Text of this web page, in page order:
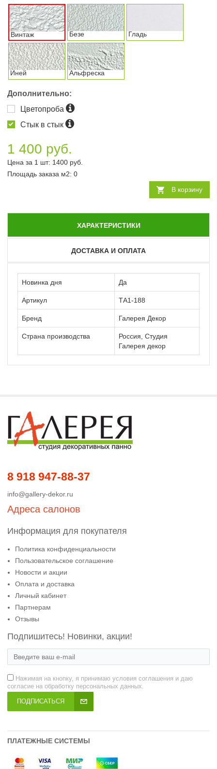
Винтаж Безе Гладь
Иней Альфреска
Дополнительно:
Цветопроба
Стык в стык
1 400 руб.
Цена за 1 шт: 1400 руб.
Площадь заказа м2: 0
В корзину
ХАРАКТЕРИСТИКИ
ДОСТАВКА И ОПЛАТА
Новинка дня Да
Артикул ТА1-188
Бренд Галерея Декор
Страна производства
Россия, Студия
Галерея декор
8 918 947-88-37
info@gallery-dekor.ru
Адреса салонов
Информация для покупателя
Политика конфиденциальности
Пользовательское соглашение
Новости и акции
Оплата и доставка
Личный кабинет
Партнерам
Отзывы
Подпишитесь! Новинки, акции!
Нажимая на кнопку, я принимаю условия соглашения и даю
согласие на обработку персональных данных.
ПОДПИСАТЬСЯ
ПЛАТЕЖНЫЕ СИСТЕМЫ